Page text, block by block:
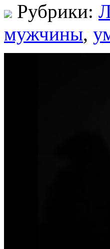
Рубрики:
мужчины,